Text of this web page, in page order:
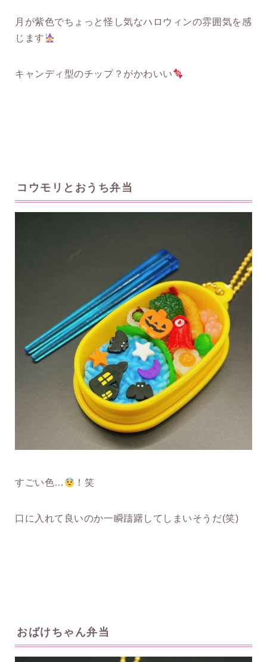
月が紫色でちょっと怪し気なハロウィンの雰囲気を感
じます
キャンディ型のチップ？がかわいい
コウモリとおうち弁当
すごい色… ！笑
口に入れて良いのか一瞬躊躇してしまいそうだ(笑)
おばけちゃん弁当